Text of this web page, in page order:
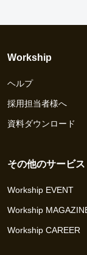
Workship
ヘルプ
採用担当者様へ
資料ダウンロード
その他のサービス
Workship EVENT
Workship
Workship CAREER